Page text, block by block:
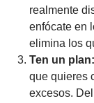
realmente
enfócate en
elimina los
Ten un plan:
que quieres
excesos.